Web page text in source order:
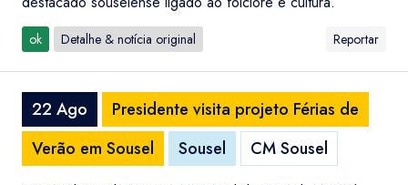
ok Detalhe & notícia original Reportar
22 Ago
Presidente visita projeto Férias de
Verão em Sousel
Sousel CM Sousel